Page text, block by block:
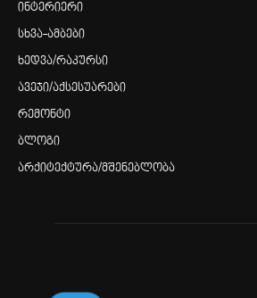
ინტერიერი
სხვა-ამბები
ხედვა/რაკურსი
ავეჯი/აქსესუარები
რემონტი
ბლოგი
არქიტექტურა/მშენებლობა